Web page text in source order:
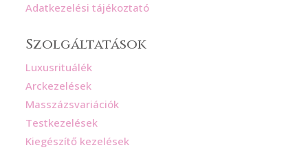
Adatkezelési tájékoztató
Szolgáltatások
Luxusrituálék
Arckezelések
Masszázsvariációk
Testkezelések
Kiegészítő kezelések